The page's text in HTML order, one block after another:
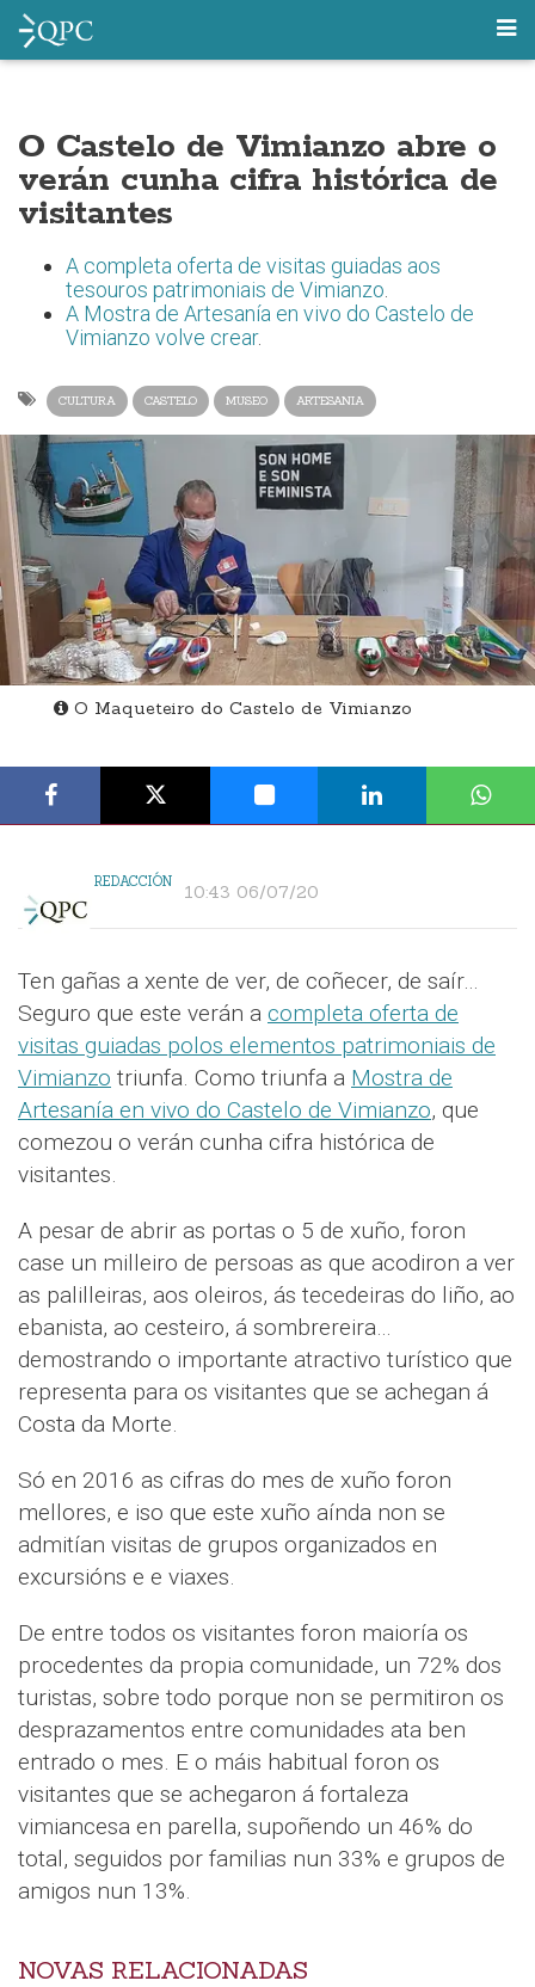
O Castelo de Vimianzo abre o
verán cunha cifra histórica de
visitantes
A completa oferta de visitas guiadas aos
tesouros patrimoniais de Vimianzo
A Mostra de Artesanía en vivo do Castelo de
Vimianzo volve crear.
CULTURA CASTELO MUSEO ARTESANIA
O Maqueteiro do Castelo de Vimianzo
REDACCIÓN 10:43 06/07/20
Ten gañas a xente de ver, de coñecer, de saír…
Seguro que este verán a completa oferta de
visitas guiadas polos elementos patrimoniais de
Vimianzo triunfa. Como triunfa a Mostra de
Artesanía en vivo do Castelo de Vimianzo, que
comezou o verán cunha cifra histórica de
visitantes.
A pesar de abrir as portas o 5 de xuño, foron
case un milleiro de persoas as que acodiron a ver
as palilleiras, aos oleiros, ás tecedeiras do liño, ao
ebanista, ao cesteiro, á sombrereira…
demostrando o importante atractivo turístico que
representa para os visitantes que se achegan á
Costa da Morte.
Só en 2016 as cifras do mes de xuño foron
mellores, e iso que este xuño aínda non se
admitían visitas de grupos organizados en
excursións e e viaxes.
De entre todos os visitantes foron maioría os
procedentes da propia comunidade, un 72% dos
turistas, sobre todo porque non se permitiron os
desprazamentos entre comunidades ata ben
entrado o mes. E o máis habitual foron os
visitantes que se achegaron á fortaleza
vimiancesa en parella, supoñendo un 46% do
total, seguidos por familias nun 33% e grupos de
amigos nun 13%.
NOVAS RELACIONADAS